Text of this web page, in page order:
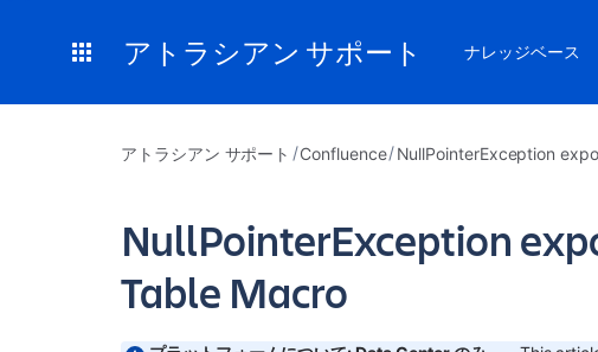
アトラシアン サポート ナレッジベース
アトラシアン サポート Confluence NullPointerException
NullPointerException
Table Macro